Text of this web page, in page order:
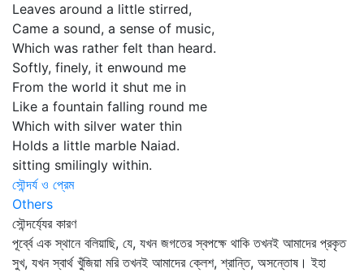
Leaves around a little stirred,
Came a sound, a sense of music,
Which was rather felt than heard.
Softly, finely, it enwound me
From the world it shut me in
Like a fountain falling round me
Which with silver water thin
Holds a little marble Naiad.
sitting smilingly within.
সৌন্দর্য ও প্রেম
Others
সৌন্দর্য্যের কারণ
পূর্ব্বে এক স্থানে বলিয়াছি, যে, যখন জগতের স্বপক্ষে থাকি তখনই আমাদের প্রকৃত
সুখ, যখন স্বার্থ খুঁজিয়া মরি তখনই আমাদের ক্লেশ, শ্রান্তি, অসন্তোষ। ইহা